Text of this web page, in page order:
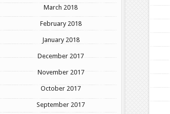
March 2018
February 2018
January 2018
December 2017
November 2017
October 2017
September 2017